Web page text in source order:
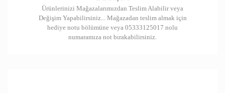
Ürünlerinizi Mağazalarımızdan Teslim Alabilir veya
Değişim Yapabilirsiniz... Mağazadan teslim almak için
hediye notu bölümüne veya 05333125017 nolu
numaramıza not bırakabilirsiniz.